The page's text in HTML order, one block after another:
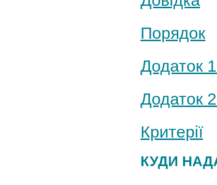
Порядок
Додаток
Додаток
Критерії
КУДИ